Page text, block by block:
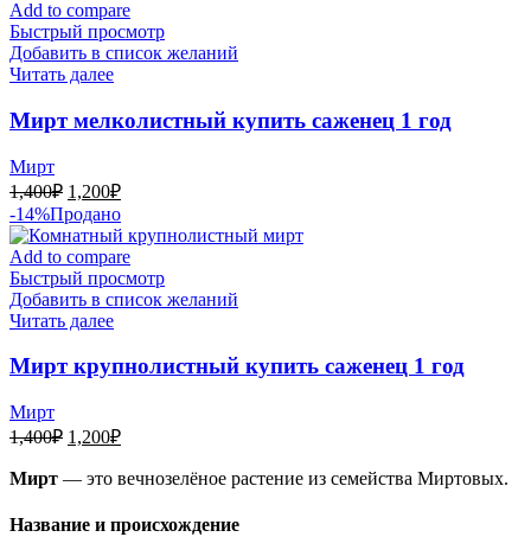
Add to compare
Быстрый просмотр
Добавить в список желаний
Читать далее
Мирт мелколистный купить саженец 1 год
Мирт
1,400₽ Первоначальная
цена
составляла
1,400₽.
1,200₽Текущая
1,200₽.
-14%Продано
Add to compare
Быстрый просмотр
Добавить в список желаний
Читать далее
Мирт крупнолистный купить саженец 1 год
Мирт
1,400₽ Первоначальная
составляла
1,200₽Текущая
1,200₽.
Мирт — это вечнозелёное растение из семейства Миртовых.
Название и происхождение